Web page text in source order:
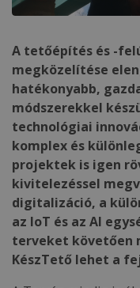
A tetőépítés és -
megközelítése
hatékonyabb,
módszerekkel
technológiai
komplex és
projektek is igen
kivitelezéssel
digitalizáció, a
az IoT és az AI
terveket követően
KészTető lehet a